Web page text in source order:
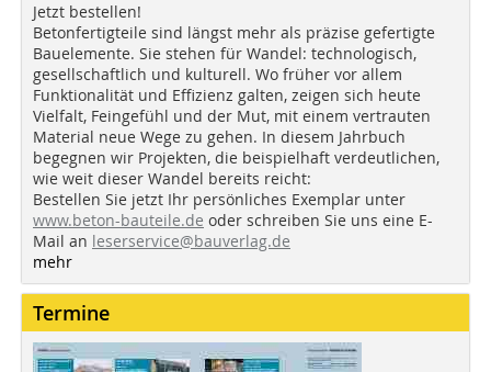
Jetzt bestellen!
Betonfertigteile sind längst mehr als präzise gefertigte
Bauelemente. Sie stehen für Wandel: technologisch,
gesellschaftlich und kulturell. Wo früher vor allem
Funktionalität und Effizienz galten, zeigen sich heute
Vielfalt, Feingefühl und der Mut, mit einem vertrauten
Material neue Wege zu gehen. In diesem Jahrbuch
begegnen wir Projekten, die beispielhaft verdeutlichen,
wie weit dieser Wandel bereits reicht:
Bestellen Sie jetzt Ihr persönliches Exemplar unter
www.beton-bauteile.de oder schreiben Sie uns eine E-
Mail an leserservice@bauverlag.de
mehr
Termine